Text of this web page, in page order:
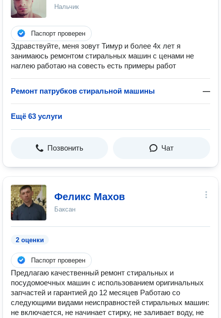
Нальчик
Паспорт проверен
Здравствуйте, меня зовут Тимур и более 4х лет я
занимаюсь ремонтом стиральных машин с ценами не
наглею работаю на совесть есть примеры работ
Ремонт патрубков стиральной машины —
Ещё 63 услуги
Позвонить Чат
Феликс Махов
Баксан
2 оценки
Паспорт проверен
Предлагаю качественный ремонт стиральных и
посудомоечных машин с использованием оригинальных
запчастей и гарантией до 12 месяцев Работаю со
следующими видами неисправностей стиральных машин:
не включается, не начинает стирку, не заливает воду, не